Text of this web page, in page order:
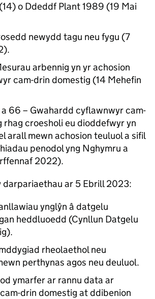
o Ddeddf Plant 1989 (19 Mai
newydd tagu neu fygu (7
arbennig yn yr achosion
cam-drin domestig (14 Mehefin
66 – Gwahardd cyflawnwyr cam-
rhag croesholi eu dioddefwyr yn
arall mewn achosion teuluol a sifil
penodol yng Nghymru a
2022).
darpariaethau ar 5 Ebrill 2023:
ynglŷn â datgelu
heddluoedd (Cynllun Datgelu
rheolaethol neu
perthynas agos neu deuluol.
ymarfer ar rannu data ar
drin domestig at ddibenion